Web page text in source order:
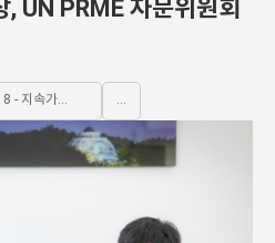
UN PRME 자문위원회
SDG 8 - 지속가능한 경제성장 및 양질의 일자리와 고용보장 ...